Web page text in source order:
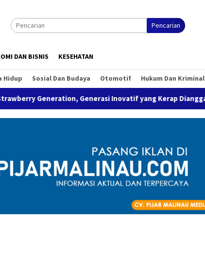
Pencarian
DAN BISNIS KESEHATAN
Hidup Sosial Dan Budaya Otomotif Hukum Dan Kriminal
Generasi Inovatif yang Kerap Dianggap Rapuh